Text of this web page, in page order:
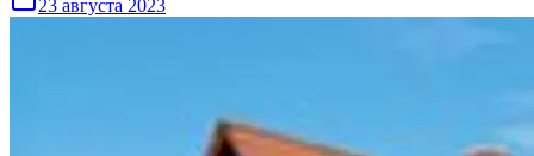
23 августа 2023